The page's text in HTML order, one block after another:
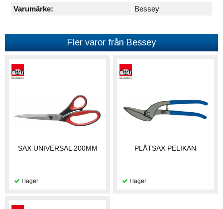
Varumärke:
Bessey
Fler varor från Bessey
SAX UNIVERSAL 200MM PLÅTSAX PELIKAN